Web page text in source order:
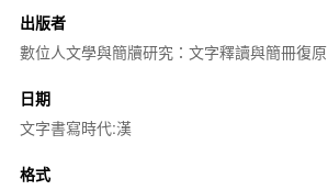
出版者
數位人文學與簡牘研究：文字釋讀與簡冊復原
日期
文字書寫時代:漢
格式